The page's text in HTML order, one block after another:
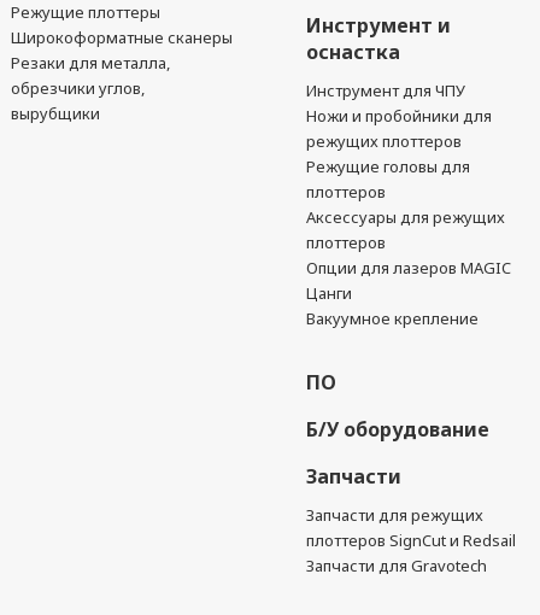
Режущие плоттеры
Широкоформатные сканеры
Резаки для металла,
обрезчики углов,
вырубщики
Инструмент и
оснастка
Инструмент для ЧПУ
Ножи и пробойники для
режущих плоттеров
Режущие головы для
плоттеров
Аксессуары для режущих
плоттеров
Опции для лазеров MAGIC
Цанги
Вакуумное крепление
ПО
Б/У оборудование
Запчасти
Запчасти для режущих
плоттеров SignCut и Redsail
Запчасти для Gravotech